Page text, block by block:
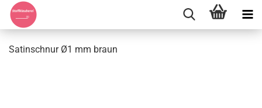
Satinschnur Ø1 mm braun